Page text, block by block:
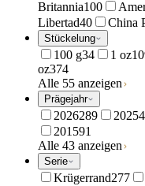
Britannia100
Libertad40 China
Stückelung
100 g34 1 oz
oz374
Alle 55 anzeigen
Prägejahr
2026289 2025
201591
Alle 43 anzeigen
Serie
Krügerrand277